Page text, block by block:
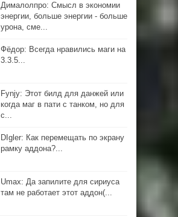
Дималолпро: Смысл в экономии
энергии, больше энергии - больше
урона, сме...
Фёдор: Всегда нравились маги на
3.3.5...
Fynjy: Этот билд для данжей или
когда маг в пати с танком, но для
с...
DIgler: Как перемещать по экрану
рамку аддона?...
Umax: Да запилите для сириуса
там не работает этот аддон(...